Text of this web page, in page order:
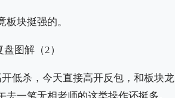
块挺强的。
低杀，今天直接高开反包，和板块龙